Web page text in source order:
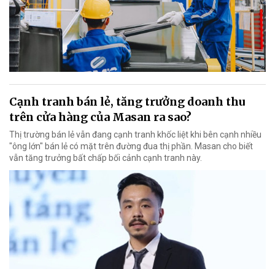
Cạnh tranh bán lẻ, tăng trưởng doanh thu
trên cửa hàng của Masan ra sao?
Thị trường bán lẻ vẫn đang cạnh tranh khốc liệt khi bên cạnh nhiều
"ông lớn" bán lẻ có mặt trên đường đua thị phần. Masan cho biết
vẫn tăng trưởng bất chấp bối cảnh cạnh tranh này.